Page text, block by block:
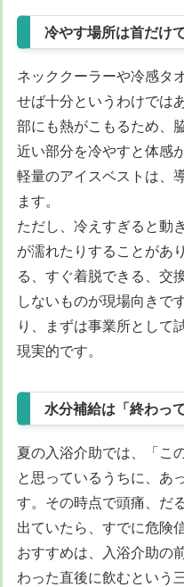
冷やす場所は首だけ
ネッククーラーや冷感タ
せば十分というわけでは
部にも熱がこもるため、
近い部分を冷やすと体感
軽量のアイスベストは、
ます。
ただし、冷えすぎると動
が濡れたりすることがあ
る、すぐ着脱できる、交
しないものが現場向きで
り、まずは事業所として
現実的です。
水分補給は「終わっ
夏の入浴介助では、「こ
と思っているうちに、あ
す。その時点で頭痛、だ
出ていたら、すでに危険
おすすめは、入浴介助の
わった直後に飲むという